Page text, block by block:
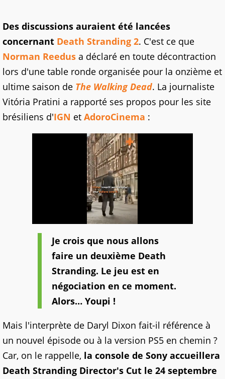
Des discussions auraient été lancées
concernant Death Stranding 2. C'est ce que
Norman Reedus a déclaré en toute décontraction
lors d'une table ronde organisée pour la onzième et
ultime saison de The Walking Dead. La journaliste
Vitória Pratini a rapporté ses propos pour les site
brésiliens d'IGN et AdoroCinema :
Je crois que nous allons
faire un deuxième Death
Stranding. Le jeu est en
négociation en ce moment.
Alors… Youpi !
Mais l'interprète de Daryl Dixon fait-il référence à
un nouvel épisode ou à la version PS5 en chemin ?
Car, on le rappelle, la console de Sony accueillera
Death Stranding Director's Cut le 24 septembre